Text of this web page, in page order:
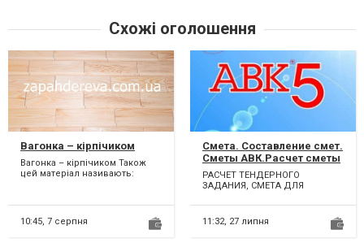
Схожі оголошення
Вагонка – кірпічиком
Вагонка – кірпічиком Також
цей матеріал називають:
10:45, 7 серпня
Смета. Составление смет.
Сметы АВК.Расчет сметы
РАСЧЕТ ТЕНДЕРНОГО
ЗАДАНИЯ, СМЕТА ДЛЯ
БЮДЖЕТОМ. ПОЛНОЕ
СОПРОВОЖДЕНИЕ ОБЪЕКТА
ОТ...
11:32, 27 липня